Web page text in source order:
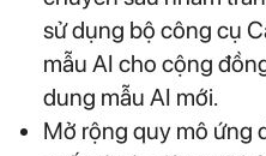
sử dụng bộ công cụ
mẫu AI cho cộng
dung mẫu AI mới.
Mở rộng quy mô ứng